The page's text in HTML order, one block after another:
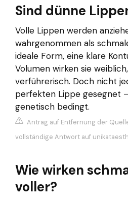
Sind dünne
Volle Lippen werden
wahrgenommen als
ideale Form, eine klare
Volumen wirken sie
verführerisch. Doch nicht
perfekten Lippe gesegnet
genetisch bedingt.
Antrag auf Entfernung der
vollständige Antwort auf
Wie wirken
voller?